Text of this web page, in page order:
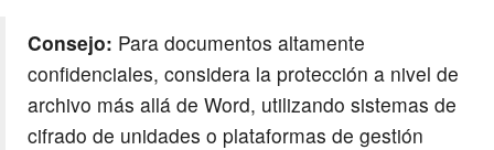
Consejo: Para documentos altamente
confidenciales, considera la protección a nivel de
archivo más allá de Word, utilizando sistemas de
cifrado de unidades o plataformas de gestión